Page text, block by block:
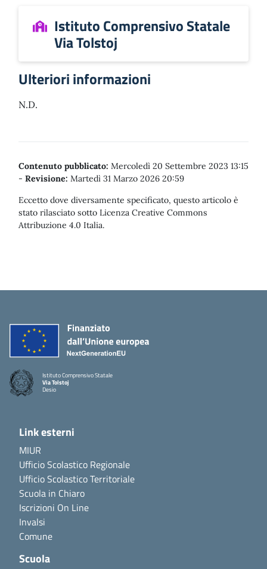
Istituto Comprensivo Statale
Via Tolstoj
Ulteriori informazioni
N.D.
Contenuto pubblicato: Mercoledì 20 Settembre 2023 13:15
- Revisione: Martedì 31 Marzo 2026 20:59
Eccetto dove diversamente specificato, questo articolo è
stato rilasciato sotto Licenza Creative Commons
Attribuzione 4.0 Italia.
Istituto Comprensivo Statale
Via Tolstoj
Desio
Link esterni
MIUR
Ufficio Scolastico Regionale
Ufficio Scolastico Territoriale
Scuola in Chiaro
Iscrizioni On Line
Invalsi
Comune
Scuola